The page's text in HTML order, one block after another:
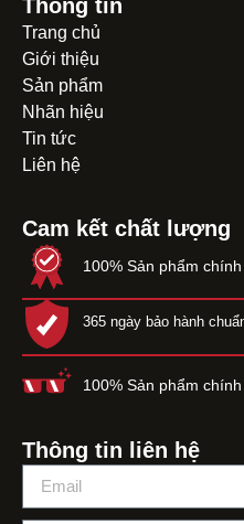
Thông tin
Trang chủ
Giới thiệu
Sản phẩm
Nhãn hiệu
Tin tức
Liên hệ
Cam kết chất lượng
100% Sản phẩm
365 ngày bảo hành
100% Sản phẩm
Thông tin liên hệ